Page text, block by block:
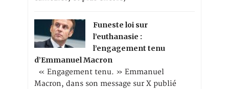
Funeste loi sur
l’euthanasie :
l’engagement tenu
d’Emmanuel Macron
« Engagement tenu. » Emmanuel
Macron, dans son message sur X publié